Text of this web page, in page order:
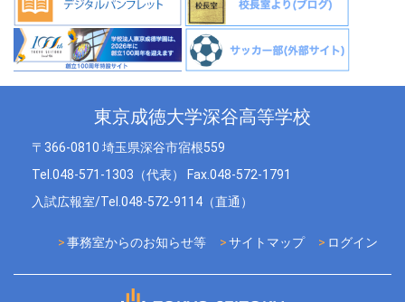
東京成徳大学深谷高等学校
〒366-0810 埼玉県深谷市宿根559
Tel.048-571-1303（代表） Fax.048-572-1791
入試広報室/Tel.048-572-9114（直通）
ログイン
サイトマップ
事務室からのお知らせ等